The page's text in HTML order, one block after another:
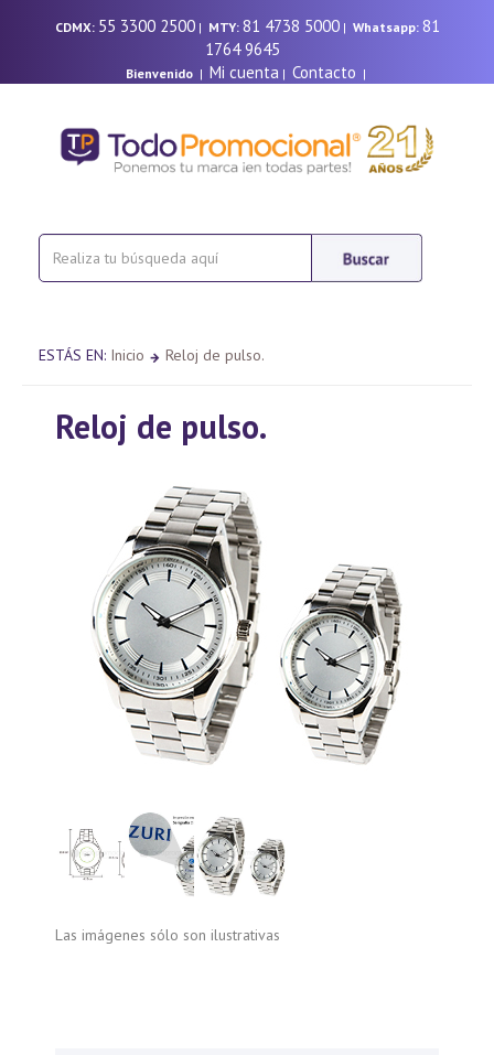
CDMX: 55 3300 2500| MTY: 81 4738 5000| Whatsapp: 81
1764 9645
Bienvenido| Mi cuenta | Contacto |
ESTÁS EN: Inicio Reloj de pulso.
Reloj de pulso.
Las imágenes sólo son ilustrativas